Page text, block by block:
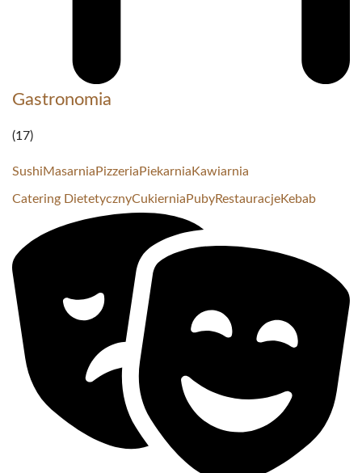
Gastronomia
(17)
SushiMasarnia Pizzeria Piekarnia Kawiarnia
Catering DietetycznyCukiernia PubyRestauracjeKebab